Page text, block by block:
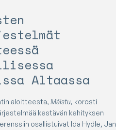
Altaassa
aloitteesta, Máistu, korosti
kestävän kehityksen
osallistuivat Ida Hydle, Jan